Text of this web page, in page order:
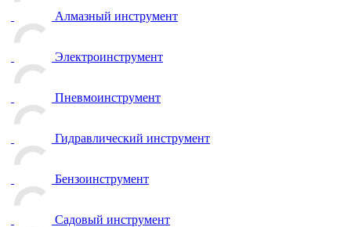
Алмазный инструмент
Электроинструмент
Пневмоинструмент
Гидравлический инструмент
Бензоинструмент
Садовый инструмент